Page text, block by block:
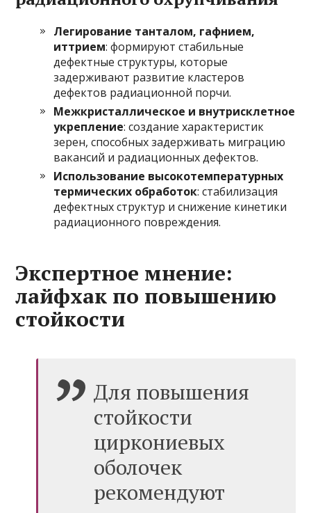
Легирование танталом, гафнием,
иттрием: формируют стабильные
дефектные структуры, которые
задерживают развитие кластеров
дефектов радиационной порчи.
Межкристаллическое и внутрисклетное
укрепление: создание характеристик
зерен, способных задерживать миграцию
вакансий и радиационных дефектов.
Использование высокотемпературных
термических обработок: стабилизация
дефектных структур и снижение кинетики
радиационного повреждения.
Экспертное мнение:
лайфхак по повышению
стойкости
Для повышения
стойкости
циркониевых
оболочек
рекомендуют